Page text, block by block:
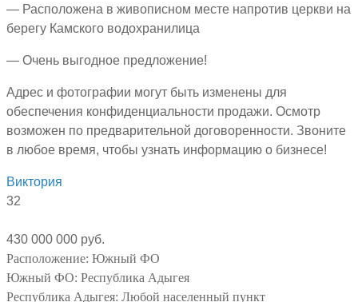
— Расположена в живописном месте напротив церкви на
берегу Камского водохранилица
— Очень выгодное предложение!
Адрес и фотографии могут быть изменены для
обеспечения конфиденциальности продажи. Осмотр
возможен по предварительной договоренности. Звоните
в любое время, чтобы узнать информацию о бизнесе!
Виктория
32
430 000 000 руб.
Расположение: Южный ФО
Южный ФО: Республика Адыгея
Республика Адыгея: Любой населенный пункт